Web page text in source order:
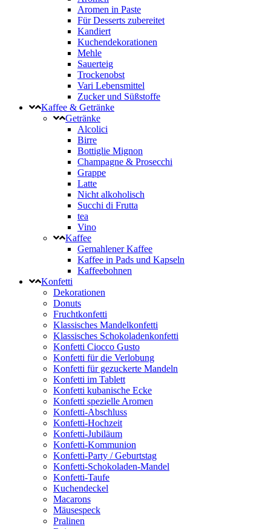
Aromen in Paste
Für Desserts zubereitet
Kandiert
Kuchendekorationen
Mehle
Sauerteig
Trockenobst
Vari Lebensmittel
Zucker und Süßstoffe
Kaffee & Getränke
Getränke
Alcolici
Birre
Bottiglie Mignon
Champagne & Prosecchi
Grappe
Latte
Nicht alkoholisch
Succhi di Frutta
tea
Vino
Kaffee
Gemahlener Kaffee
Kaffee in Pads und Kapseln
Kaffeebohnen
Konfetti
Dekorationen
Donuts
Fruchtkonfetti
Klassisches Mandelkonfetti
Klassisches Schokoladenkonfetti
Konfetti Ciocco Gusto
Konfetti für die Verlobung
Konfetti für gezuckerte Mandeln
Konfetti im Tablett
Konfetti kubanische Ecke
Konfetti spezielle Aromen
Konfetti-Abschluss
Konfetti-Hochzeit
Konfetti-Jubiläum
Konfetti-Kommunion
Konfetti-Party / Geburtstag
Konfetti-Schokoladen-Mandel
Konfetti-Taufe
Kuchendeckel
Macarons
Mäusespeck
Pralinen